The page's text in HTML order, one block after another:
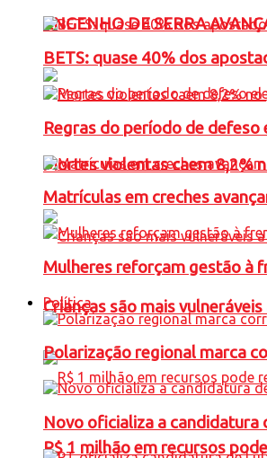
ENGENHO DE SERRA
Mortes violentas caem 8,2%
Crianças são mais
R$ 1 milhão em recursos
BETS: quase 40% dos
Regras do período de
Matrículas em creches
Mulheres reforçam gestão à
Política
Polarização regional marca
Novo oficializa a candidatura